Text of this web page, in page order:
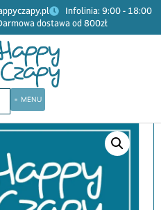
Infolinia: 9:00 - 18:00
dostawa od 800zł
500 zł na zakupy w